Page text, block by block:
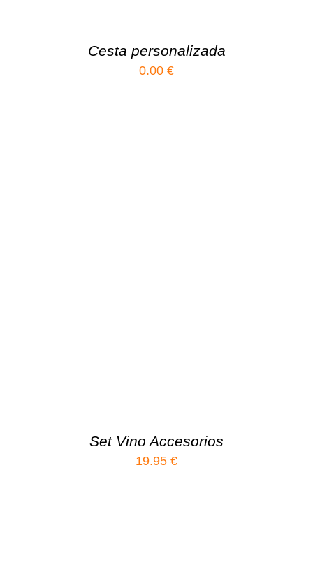
Cesta personalizada
0.00 €
Set Vino Accesorios
19.95 €